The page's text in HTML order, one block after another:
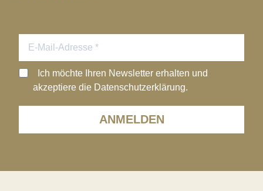
ANMELDEN
Ich möchte Ihren Newsletter erhalten und
akzeptiere die Datenschutzerklärung.